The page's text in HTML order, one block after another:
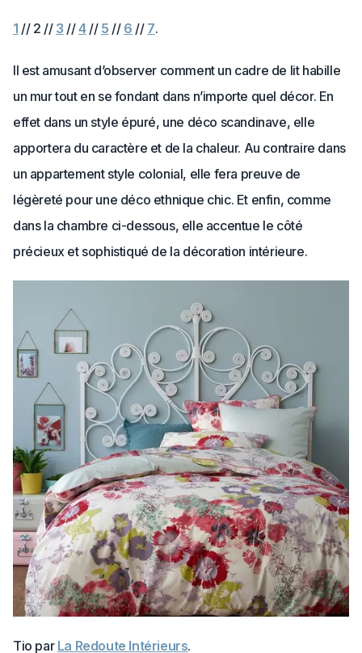
1 // 2 // 3 //4// 5 // 6 // 7.
Il est amusant d’observer comment un cadre de lit habille
un mur tout en se fondant dans n’importe quel décor. En
effet dans un style épuré, une déco scandinave, elle
apportera du caractère et de la chaleur. Au contraire dans
un appartement style colonial, elle fera preuve de
légèreté pour une déco ethnique chic. Et enfin, comme
dans la chambre ci-dessous, elle accentue le côté
précieux et sophistiqué de la décoration intérieure.
Tio par La Redoute Intérieurs.